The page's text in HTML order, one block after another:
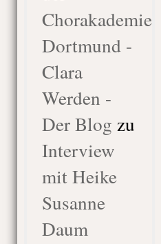
Chorakademie
Dortmund -
Clara
Werden -
Der Blog zu
Interview
mit Heike
Susanne
Daum